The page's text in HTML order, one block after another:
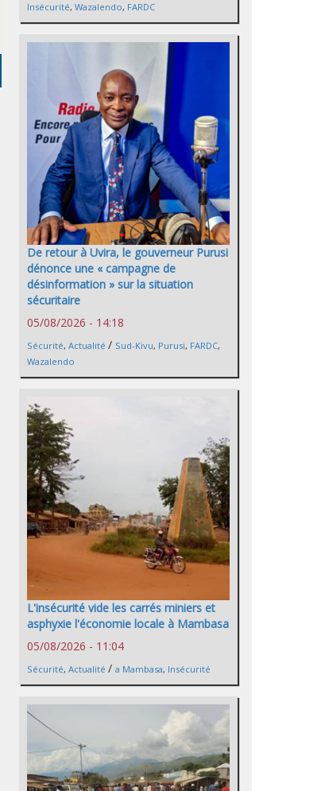
Insécurité, Wazalendo, FARDC
De retour à Uvira, le gouverneur Purusi
dénonce une « campagne de
désinformation » sur la situation
sécuritaire
05/08/2026 - 14:18
Sécurité, Actualité / Sud-Kivu, Purusi, FARDC,
Wazalendo
L'insécurité vide les carrés miniers et
asphyxie l'économie locale à Mambasa
05/08/2026 - 11:04
Sécurité, Actualité / a Mambasa, Insécurité